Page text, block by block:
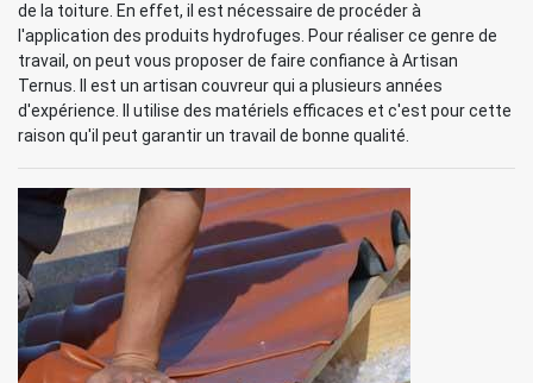
de la toiture. En effet, il est nécessaire de procéder à
l'application des produits hydrofuges. Pour réaliser ce genre de
travail, on peut vous proposer de faire confiance à Artisan
Ternus. Il est un artisan couvreur qui a plusieurs années
d'expérience. Il utilise des matériels efficaces et c'est pour cette
raison qu'il peut garantir un travail de bonne qualité.